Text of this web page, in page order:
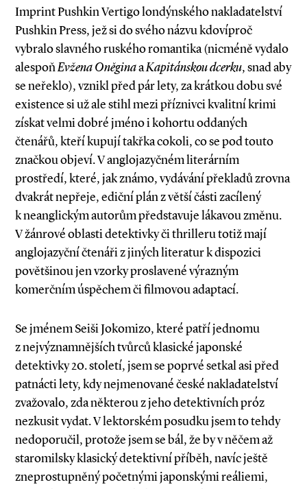
Imprint Pushkin Vertigo londýnského nakladatelství
Pushkin Press, jež si do svého názvu kdovíproč
vybralo slavného ruského romantika (nicméně vydalo
alespoňEvžena OněginaaKapitánskou dcerku, snad aby
se neřeklo), vznikl před pár lety, za krátkou dobu své
existence si už ale stihl mezi příznivci kvalitní krimi
získat velmi dobré jméno i kohortu oddaných
čtenářů, kteří kupují takřka cokoli, co se pod touto
značkou objeví. V anglojazyčném literárním
prostředí, které, jak známo, vydávání překladů zrovna
dvakrát nepřeje, ediční plán z větší části zacílený
k neanglickým autorům představuje lákavou změnu.
V žánrové oblasti detektivky či thrilleru totiž mají
anglojazyční čtenáři z jiných literatur k dispozici
povětšinou jen vzorky proslavené výrazným
komerčním úspěchem či filmovou adaptací.
Se jménem Seiši Jokomizo, které patří jednomu
z nejvýznamnějších tvůrců klasické japonské
detektivky 20. století, jsem se poprvé setkal asi před
patnácti lety, kdy nejmenované české nakladatelství
zvažovalo, zda některou z jeho detektivních próz
nezkusit vydat. V lektorském posudku jsem to tehdy
nedoporučil, protože jsem se bál, že by v něčem až
staromilsky klasický detektivní příběh, navíc ještě
zneprostupněný početnými japonskými reáliemi,